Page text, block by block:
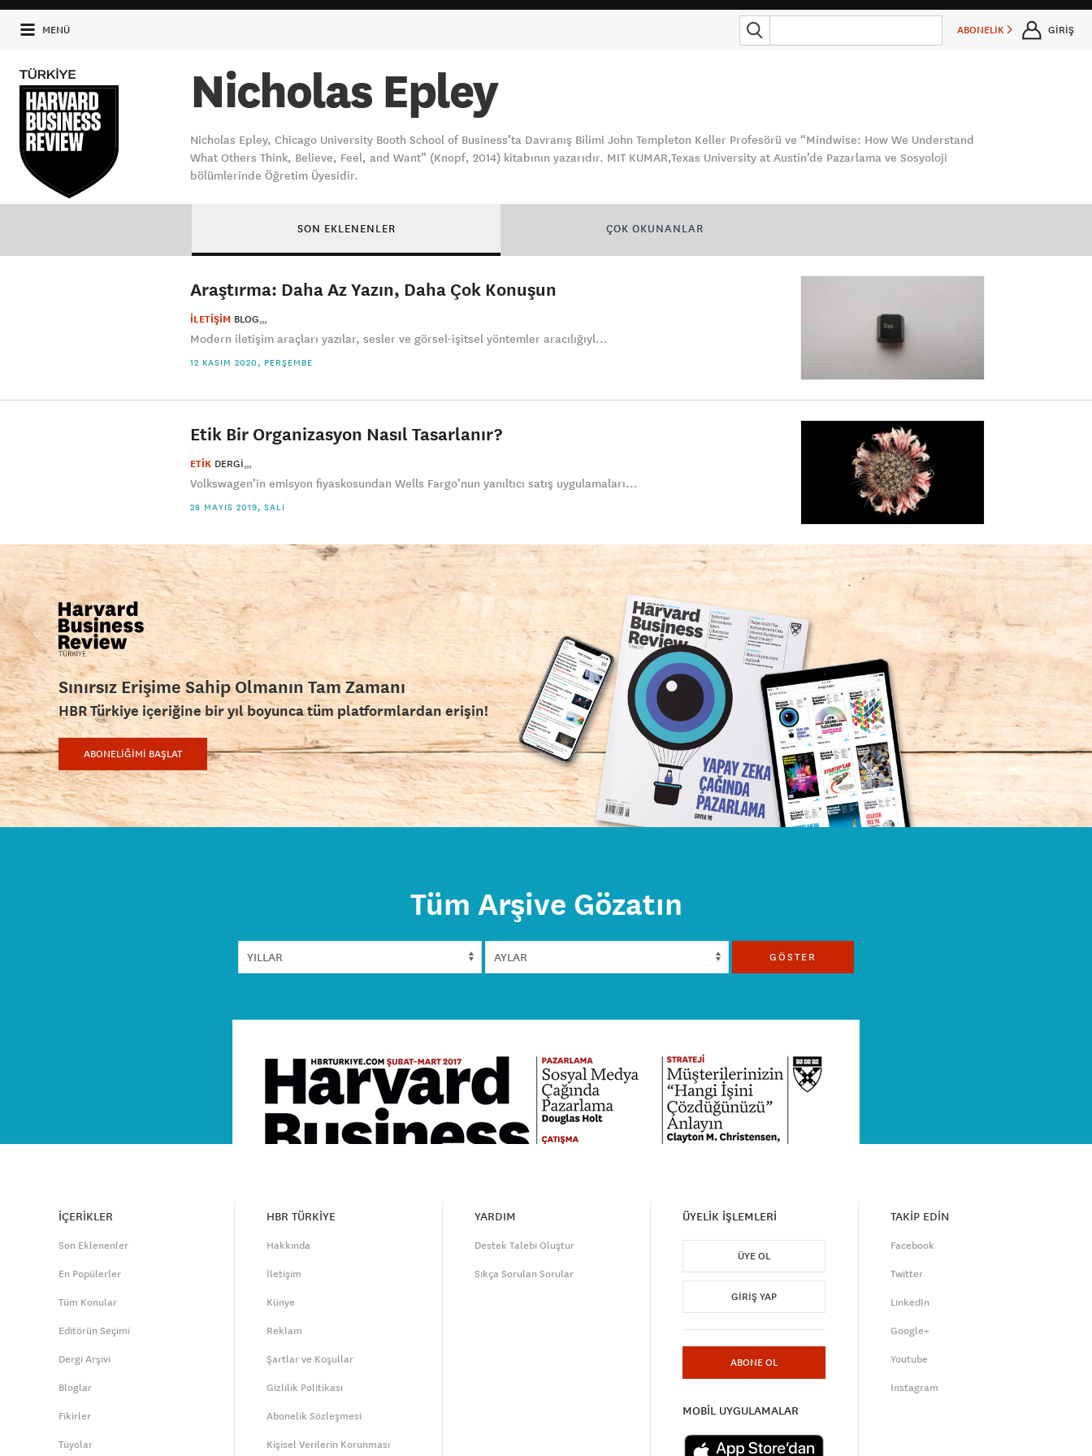
MENÜ ABONELİK GİRİŞ
Nicholas Epley
Nicholas Epley, Chicago University Booth School of Business’ta Davranış Bilimi John Templeton Keller Profesörü ve “Mindwise: How We Understand
What Others Think, Believe, Feel, and Want” (Knopf, 2014) kitabının yazarıdır. MIT KUMAR,Texas University at Austin’de Pazarlama ve Sosyoloji
bölümlerinde Öğretim Üyesidir.
SON EKLENENLER ÇOK OKUNANLAR
Araştırma: Daha Az Yazın, Daha Çok Konuşun
İLETİŞİM BLOG
Modern iletişim araçları yazılar, sesler ve görsel-işitsel yöntemler aracılığıyl...
12 KASIM 2020, PERŞEMBE
Etik Bir Organizasyon Nasıl Tasarlanır?
ETİK DERGI
Volkswagen’in emisyon fiyaskosundan Wells Fargo’nun yanıltıcı satış uygulamaları...
28 MAYIS 2019, SALI
Sınırsız Erişime Sahip Olmanın Tam Zamanı
HBR Türkiye içeriğine bir yıl boyunca tüm platformlardan erişin!
ABONELİĞİMİ BAŞLAT
Tüm Arşive Gözatın
GÖSTER
İÇERİKLER
Son Eklenenler
En Popülerler
Tüm Konular
Editörün Seçimi
Dergi Arşivi
Bloglar
Fikirler
Tüyolar
HBR TÜRKİYE
Hakkında
İletişim
Künye
Reklam
Şartlar ve Koşullar
Gizlilik Politikası
Abonelik Sözleşmesi
Kişisel Verilerin Korunması
YARDIM
Destek Talebi Oluştur
Sıkça Sorulan Sorular
ÜYELİK İŞLEMLERİ
ÜYE OL
GIRIŞ YAP
ABONE OL
MOBİL UYGULAMALAR
TAKİP EDİN
Facebook
Twitter
LinkedIn
Google+
Youtube
Instagram